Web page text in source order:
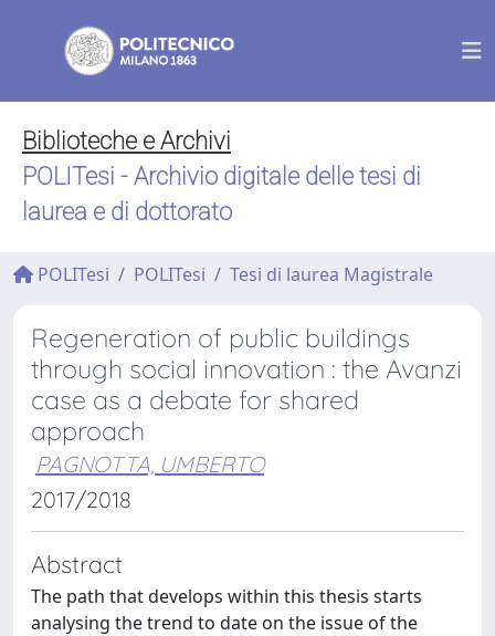
Biblioteche e Archivi
POLITesi - Archivio digitale delle tesi di
laurea e di dottorato
POLITesi POLITesi Tesi di laurea Magistrale
Regeneration of public buildings
through social innovation : the Avanzi
case as a debate for shared
approach
PAGNOTTA, UMBERTO
2017/2018
Abstract
The path that develops within this thesis starts
analysing the trend to date on the issue of the